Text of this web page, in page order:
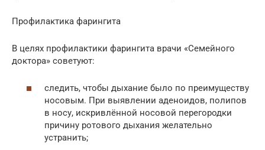
Профилактика фарингита
В целях профилактики фарингита врачи «Семейного
доктора» советуют:
следить, чтобы дыхание было по преимуществу
носовым. При выявлении аденоидов, полипов
в носу, искривлённой носовой перегородки
причину ротового дыхания желательно
устранить;